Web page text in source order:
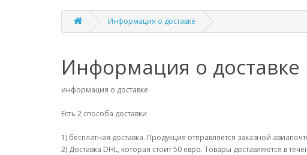
Информация о доставке
Информация о доставке
информация о доставке
Есть 2 способа доставки
1) бесплатная доставка. Продукция отправляется заказной
2) Доставка DHL, которая стоит 50 евро. Товары доставляются в